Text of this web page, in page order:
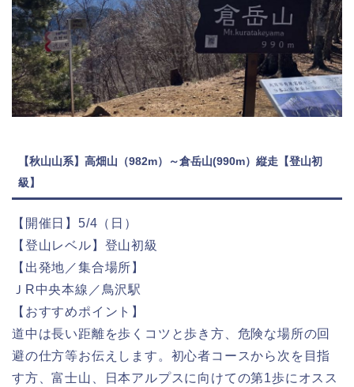
【秋山山系】高畑山（982m）～倉岳山(990m）縦走【登山初
級】
【開催日】5/4（日）
【登山レベル】登山初級
【出発地／集合場所】
ＪR中央本線／鳥沢駅
【おすすめポイント】
道中は長い距離を歩くコツと歩き方、危険な場所の回
避の仕方等お伝えします。初心者コースから次を目指
す方、富士山、日本アルプスに向けての第1歩にオスス